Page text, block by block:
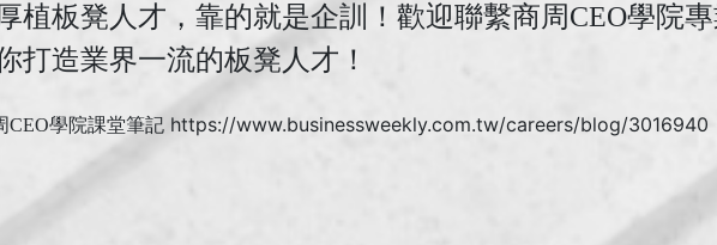
植板凳人才，靠的就是企訓！歡迎聯繫商周CEO學院
打造業界一流的板凳人才！
學院課堂筆記 https://www.businessweekly.com.tw/careers/blog/3016940